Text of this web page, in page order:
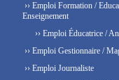
›› Emploi Formation /
Enseignement
›› Emploi Éducatrice /
›› Emploi Gestionnaire /
›› Emploi Journaliste